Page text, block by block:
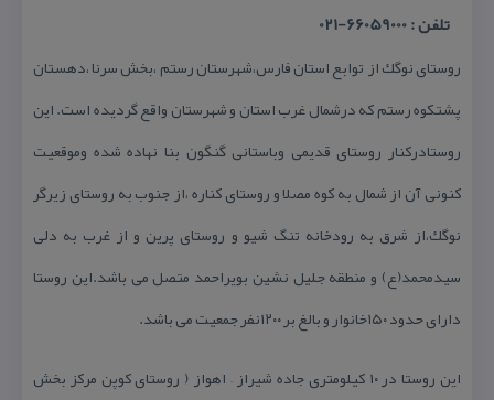
تلفن : 66059000-021
روستای نوگك از توابع استان فارس،شهرستان رستم ،بخش سرنا ،دهستان
پشتكوه رستم كه درشمال غرب استان و شهرستان واقع گردیده است. این
روستادركنار روستای قدیمی وباستانی گنگون بنا نهاده شده وموقعیت
كنونی آن از شمال به كوه مصلا و روستای كناره ،از جنوب به روستای زیرگر
نوگك،از شرق به رودخانه تنگ شیو و روستای پرین و از غرب به دلی
سیدمحمد(ع) و منطقه جلیل نشین بویراحمد متصل می باشد.این روستا
دارای حدود ۱۵۰خانوار و بالغ بر ۱۲۰۰نفر جمعیت می باشد.
این روستا در ۱۰ كیلومتری جاده شیراز – اهواز ( روستای كوپن مركز بخش